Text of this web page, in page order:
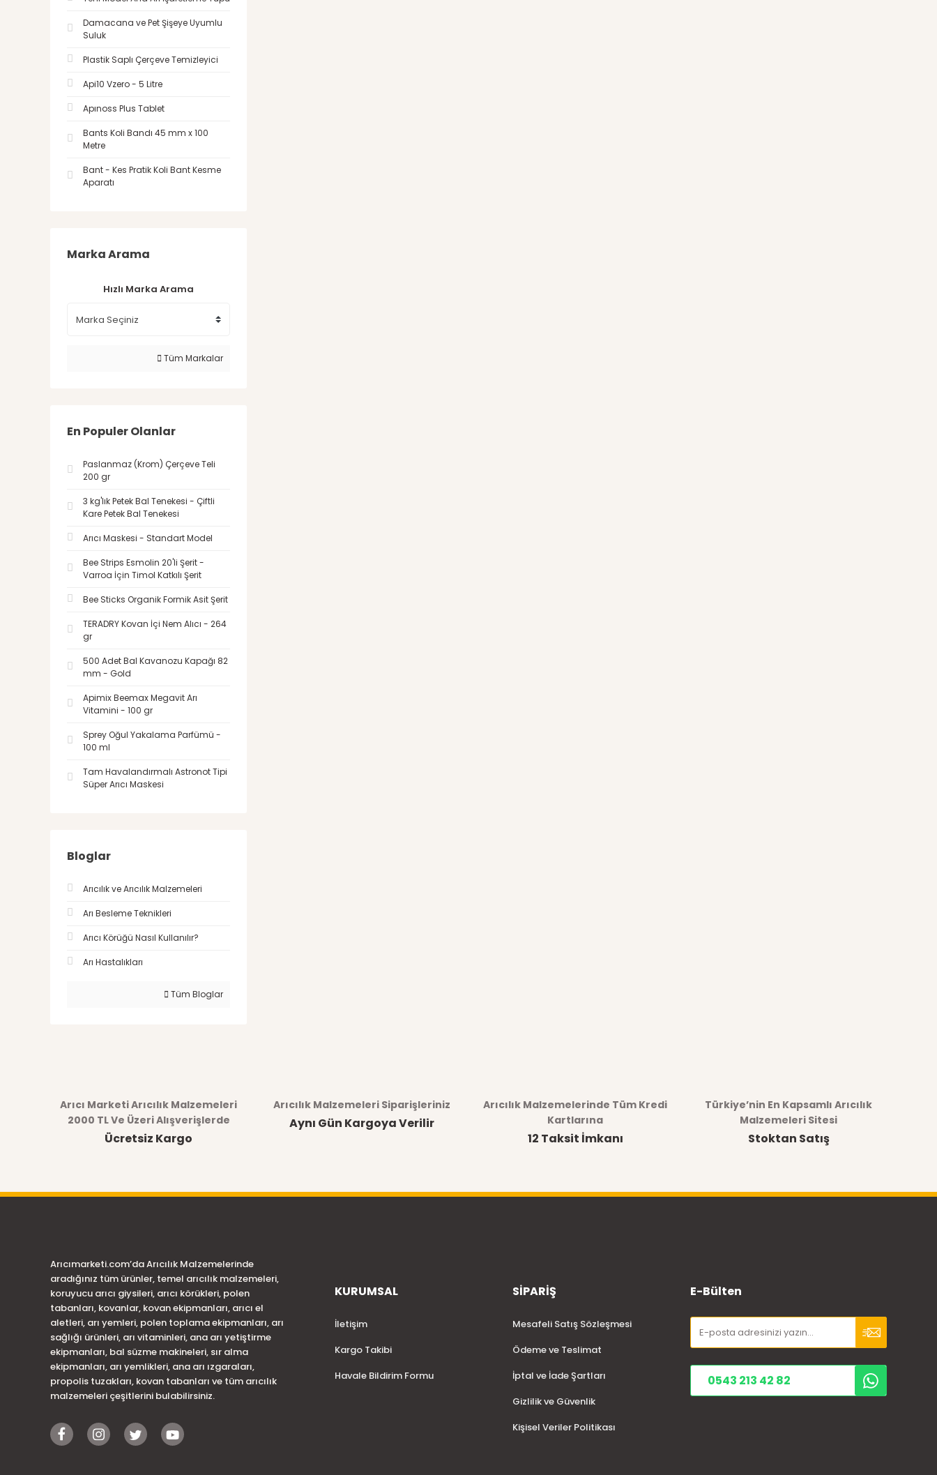
Damacana ve Pet Şişeye Uyumlu
Suluk
Plastik Saplı Çerçeve Temizleyici
Api10 Vzero - 5 Litre
Apınoss Plus Tablet
Bants Koli Bandı 45 mm x 100
Metre
Bant - Kes Pratik Koli Bant Kesme
Aparatı
Marka Arama
Hızlı Marka Arama
Tüm Markalar
En Populer Olanlar
Paslanmaz (Krom) Çerçeve Teli
200 gr
3 kg'lık Petek Bal Tenekesi - Çiftli
Kare Petek Bal Tenekesi
Arıcı Maskesi - Standart Model
Bee Strips Esmolin 20'li Şerit -
Varroa İçin Timol Katkılı Şerit
Bee Sticks Organik Formik Asit Şerit
TERADRY Kovan İçi Nem Alıcı - 264
gr
500 Adet Bal Kavanozu Kapağı 82
mm - Gold
Apimix Beemax Megavit Arı
Vitamini - 100 gr
Sprey Oğul Yakalama Parfümü -
100 ml
Tam Havalandırmalı Astronot Tipi
Süper Arıcı Maskesi
Bloglar
Arıcılık ve Arıcılık Malzemeleri
Arı Besleme Teknikleri
Arıcı Körüğü Nasıl Kullanılır?
Arı Hastalıkları
Tüm Bloglar
Arıcı Marketi Arıcılık Malzemeleri
2000 TL Ve Üzeri Alışverişlerde
Ücretsiz Kargo
Arıcılık Malzemeleri Siparişleriniz
Aynı Gün Kargoya Verilir
Arıcılık Malzemelerinde Tüm Kredi
Kartlarına
12 Taksit İmkanı
Türkiye’nin En Kapsamlı Arıcılık
Malzemeleri Sitesi
Stoktan Satış
Arıcımarketi.com’da Arıcılık Malzemelerinde
aradığınız tüm ürünler, temel arıcılık malzemeleri,
koruyucu arıcı giysileri, arıcı körükleri, polen
tabanları, kovanlar, kovan ekipmanları, arıcı el
aletleri, arı yemleri, polen toplama ekipmanları, arı
sağlığı ürünleri, arı vitaminleri, ana arı yetiştirme
ekipmanları, bal süzme makineleri, sır alma
ekipmanları, arı yemlikleri, ana arı ızgaraları,
propolis tuzakları, kovan tabanları ve tüm arıcılık
malzemeleri çeşitlerini bulabilirsiniz.
KURUMSAL
İletişim
Kargo Takibi
Havale Bildirim Formu
SİPARİŞ
Mesafeli Satış Sözleşmesi
Ödeme ve Teslimat
İptal ve İade Şartları
Gizlilik ve Güvenlik
Kişisel Veriler Politikası
E-Bülten
0543 213 42 82